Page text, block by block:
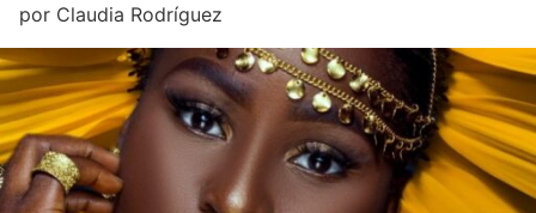
por Claudia Rodríguez